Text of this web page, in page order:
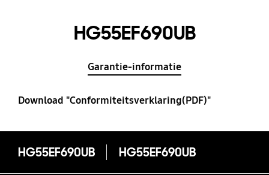
HG55EF690UB
Garantie-informatie
Download "Conformiteitsverklaring(PDF)"
HG55EF690UB HG55EF690UB